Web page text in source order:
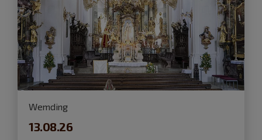
Wemding
13.08.26